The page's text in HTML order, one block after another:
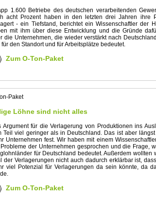
1.600 Betriebe des deutschen verarbeitenden
acht Prozent haben in den letzten drei Jahren ihre
- ein Tiefstand, berichtet ein Wissenschaftler der
mit ihm über diese Entwicklung und die Gründe
die Unternehmen, die wieder verstärkt nach
für den Standort und für Arbeitsplätze bedeutet.
Zum O-Ton-Paket
Paket
Löhne sind nicht alles
Argument für die Verlagerung von Produktionen ins
Teil viel geringer als in Deutschland. Das ist aber
Unternehmen fest. Wir haben mit einem
der Unternehmen gesprochen und die Frage,
für Deutschland bedeutet. Außerdem wollten
der Verlagerungen nicht auch dadurch erklärbar ist,
viel Potenzial für Verlagerungen da sein könnte, da
Zum O-Ton-Paket